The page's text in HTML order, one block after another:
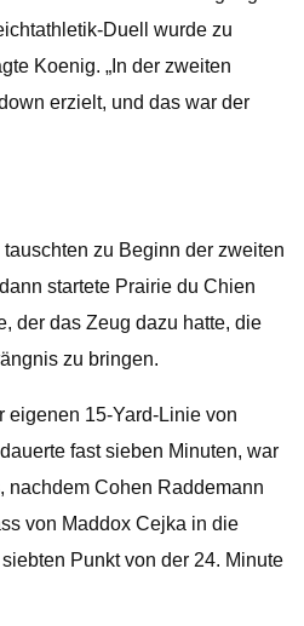
Duell wurde zu
Koenig. „In der zweiten
erzielt, und das war der
zu Beginn der zweiten
startete Prairie du Chien
der das Zeug dazu hatte, die
zu bringen.
eigenen 15-Yard-Linie von
fast sieben Minuten, war
nachdem Cohen Raddemann
von Maddox Cejka in die
Punkt von der 24. Minute